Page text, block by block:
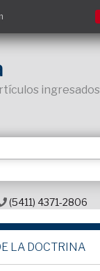
ingresados
(5411) 4371-2806
LA DOCTRINA